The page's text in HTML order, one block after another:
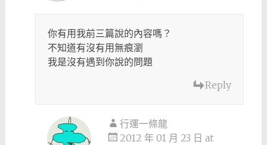
你有用我前三篇說的內容嗎？
不知道有沒有用無痕瀏
我是沒有遇到你說的問題
Reply
行運一條龍
2012 年 01 月 23 日 at